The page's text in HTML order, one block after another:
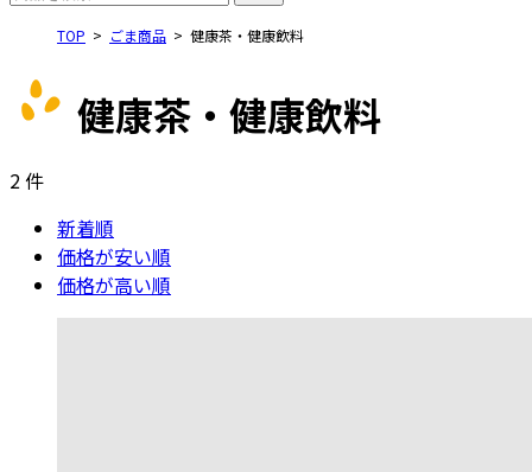
TOP ごま商品 健康茶・健康飲料
健康茶・健康飲料
2件
新着順
価格が安い順
価格が高い順